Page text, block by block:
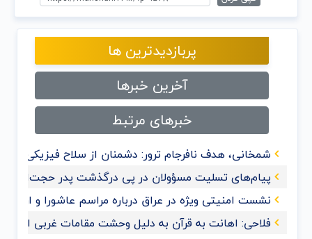
پربازدیدترین ها
آخرین خبرها
خبرهای مرتبط
شمخانی، هدف نافرجام ترور: دشمنان از سلاح فیزیکی
پیام‌های تسلیت مسؤولان در پی درگذشت پدر
نشست امنیتی ویژه در عراق درباره مراسم عاشورا و
فلاحی: اهانت به قرآن‌ به دلیل وحشت مقامات غربی از